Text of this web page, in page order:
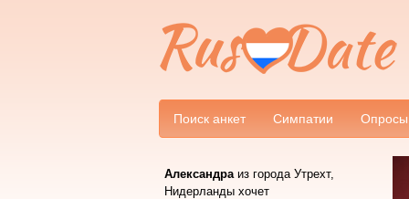
Поиск анкет Симпатии Опросы
Александраиз города Утрехт,
Нидерланды хочет